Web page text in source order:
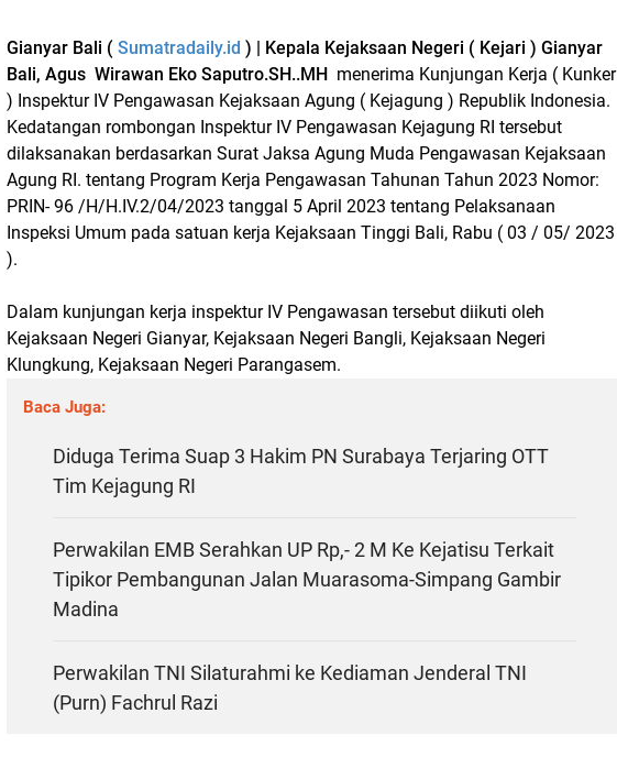
Gianyar Bali ( Sumatradaily.id ) | Kepala Kejaksaan Negeri ( Kejari ) Gianyar
Bali, Agus Wirawan Eko Saputro.SH..MH menerima Kunjungan Kerja ( Kunker
) Inspektur IV Pengawasan Kejaksaan Agung ( Kejagung ) Republik Indonesia.
Kedatangan rombongan Inspektur IV Pengawasan Kejagung RI tersebut
dilaksanakan berdasarkan Surat Jaksa Agung Muda Pengawasan Kejaksaan
Agung RI. tentang Program Kerja Pengawasan Tahunan Tahun 2023 Nomor:
PRIN- 96 /H/H.IV.2/04/2023 tanggal 5 April 2023 tentang Pelaksanaan
Inspeksi Umum pada satuan kerja Kejaksaan Tinggi Bali, Rabu ( 03 / 05/ 2023
).
Dalam kunjungan kerja inspektur IV Pengawasan tersebut diikuti oleh
Kejaksaan Negeri Gianyar, Kejaksaan Negeri Bangli, Kejaksaan Negeri
Klungkung, Kejaksaan Negeri Parangasem.
Baca Juga:
Diduga Terima Suap 3 Hakim PN Surabaya Terjaring OTT
Tim Kejagung RI
Perwakilan EMB Serahkan UP Rp,- 2 M Ke Kejatisu Terkait
Tipikor Pembangunan Jalan Muarasoma-Simpang Gambir
Madina
Perwakilan TNI Silaturahmi ke Kediaman Jenderal TNI
(Purn) Fachrul Razi